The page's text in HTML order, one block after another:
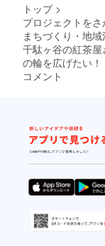
トップ >
プロジェクトをさ
まちづくり・地
千駄ヶ谷の紅茶
の輪を広げたい！
コメント